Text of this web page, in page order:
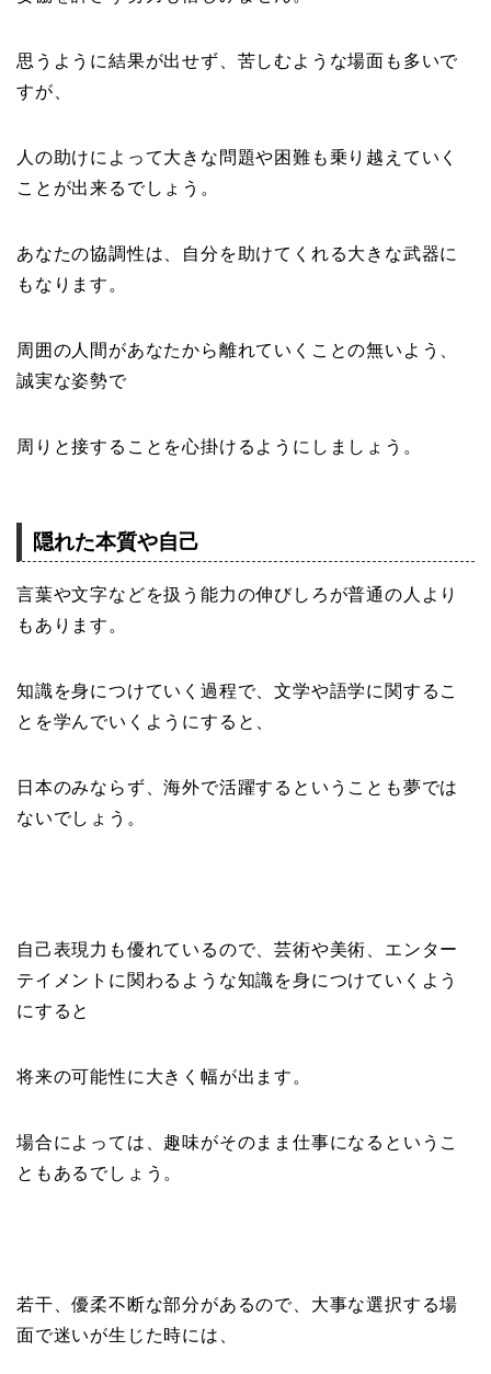
思うように結果が出せず、苦しむような場面も多いで
すが、
人の助けによって大きな問題や困難も乗り越えていく
ことが出来るでしょう。
あなたの協調性は、自分を助けてくれる大きな武器に
もなります。
周囲の人間があなたから離れていくことの無いよう、
誠実な姿勢で
周りと接することを心掛けるようにしましょう。
隠れた本質や自己
言葉や文字などを扱う能力の伸びしろが普通の人より
もあります。
知識を身につけていく過程で、文学や語学に関するこ
とを学んでいくようにすると、
日本のみならず、海外で活躍するということも夢では
ないでしょう。
自己表現力も優れているので、芸術や美術、エンター
テイメントに関わるような知識を身につけていくよう
にすると
将来の可能性に大きく幅が出ます。
場合によっては、趣味がそのまま仕事になるというこ
ともあるでしょう。
若干、優柔不断な部分があるので、大事な選択する場
面で迷いが生じた時には、